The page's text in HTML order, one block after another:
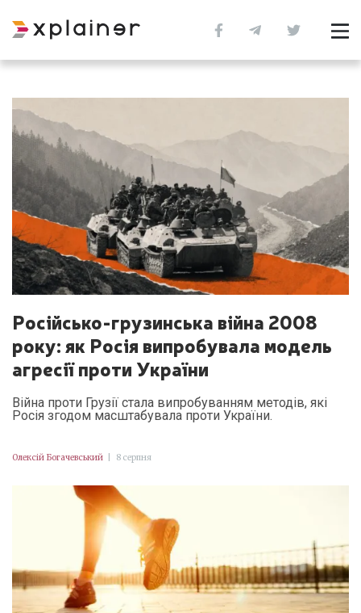
Російсько-грузинська війна 2008
року: як Росія випробувала модель
агресії проти України
Війна проти Грузії стала випробуванням методів, які
Росія згодом масштабувала проти України.
Олексій Богачевський 8 серпня